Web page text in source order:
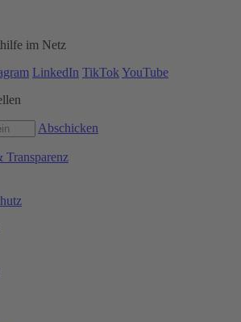
im Netz
LinkedIn TikTok YouTube
Abschicken
Transparenz